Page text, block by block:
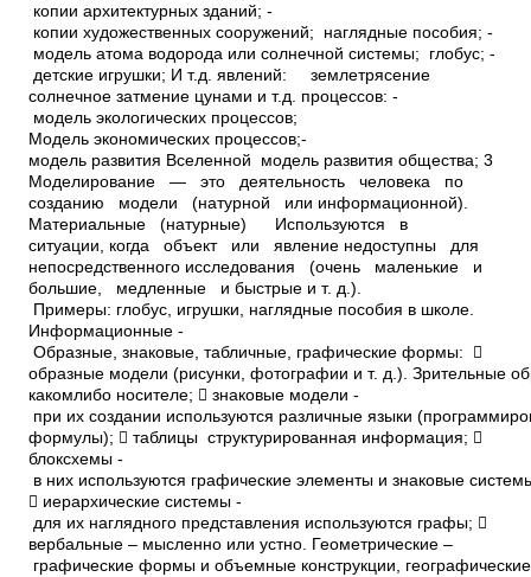
копии архитектурных зданий; ­
копии художественных сооружений; ­ наглядные пособия; ­
модель атома водорода или солнечной системы; ­ глобус; ­
детские игрушки; И т.д. явлений: ­ ­ ­ ­ землетрясение
солнечное затмение цунами и т.д. процессов: ­
модель экологических процессов;
Модель экономических процессов;­
модель развития Вселенной ­ модель развития общества; 3
Моделирование — это деятельность человека по
созданию модели (натурной или информационной).
Материальные (натурные) ­ Используются в
ситуации, когда объект или явление недоступны для
непосредственного исследования (очень маленькие и
большие, медленные и быстрые и т. д.).
Примеры: глобус, игрушки, наглядные пособия в школе.
Информационные ­
Образные, знаковые, табличные, графические формы: 
образные модели (рисунки, фотографии и т. д.). Зрительные
каком­либо носителе;  знаковые модели ­
при их создании используются различные языки
формулы);  таблицы ­ структурированная информация; 
блок­схемы ­
в них используются графические элементы и знаковые
 иерархические системы ­
для их наглядного представления используются графы; 
вербальные – мысленно или устно. Геометрические –
графические формы и объемные конструкции,